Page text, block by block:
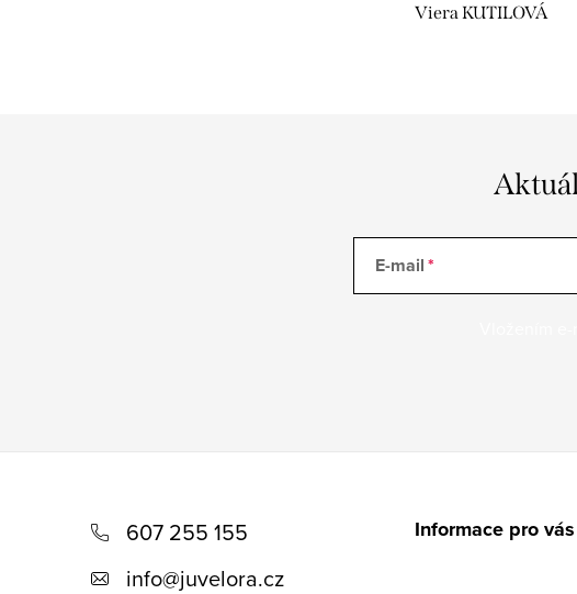
Viera KUTILOVÁ
E-mail
607 255 155
info@juvelora.cz
Informace pro vás